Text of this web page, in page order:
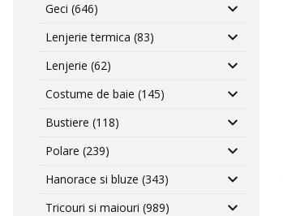
Geci (646)
Lenjerie termica (83)
Lenjerie (62)
Costume de baie (145)
Bustiere (118)
Polare (239)
Hanorace si bluze (343)
Tricouri si maiouri (989)